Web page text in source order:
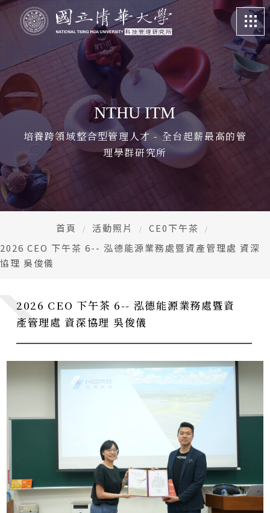
關於我們 About
課程特色 Program
招生訊息 Admission
系所成員 Faculty
學生專區 Student life
更多資訊 More
NTHU ITM
培養跨領域整合型管理人才 - 全台起薪最高的管
理學群研究所
首頁 活動照片
CE0下午茶
2026 CEO 下午茶 6-- 泓德能源業務處暨資產管理處 資深
協理 吳俊儀
2026 CEO 下午茶 6-- 泓德能源業務處暨資
產管理處 資深協理 吳俊儀
CE0下午茶CE0 Teatime
系所暨校友活動Department Activities
Academic Events